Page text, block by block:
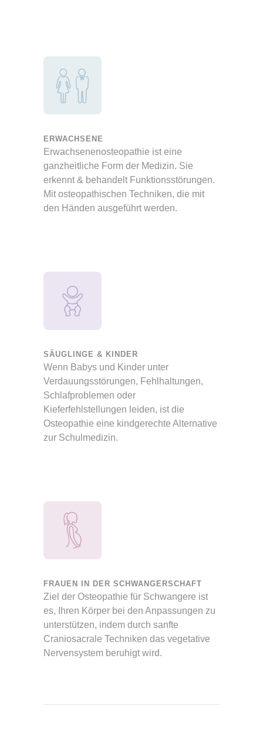
ERWACHSENE
Erwachsenenosteopathie ist eine
ganzheitliche Form der Medizin. Sie
erkennt & behandelt Funktionsstörungen.
Mit osteopathischen Techniken, die mit
den Händen ausgeführt werden.
SÄUGLINGE & KINDER
Wenn Babys und Kinder unter
Verdauungsstörungen, Fehlhaltungen,
Schlafproblemen oder
Kieferfehlstellungen leiden, ist die
Osteopathie eine kindgerechte Alternative
zur Schulmedizin.
FRAUEN IN DER SCHWANGERSCHAFT
Ziel der Osteopathie für Schwangere ist
es, Ihren Körper bei den Anpassungen zu
unterstützen, indem durch sanfte
Craniosacrale Techniken das vegetative
Nervensystem beruhigt wird.